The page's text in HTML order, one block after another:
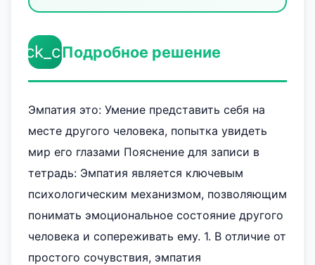
Подробное решение
Эмпатия это: Умение представить себя на
месте другого человека, попытка увидеть
мир его глазами Пояснение для записи в
тетрадь: Эмпатия является ключевым
психологическим механизмом, позволяющим
понимать эмоциональное состояние другого
человека и сопереживать ему. 1. В отличие от
простого сочувствия, эмпатия